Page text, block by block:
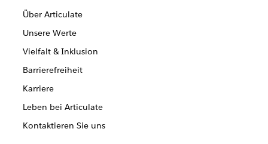
Über Articulate
Unsere Werte
Vielfalt & Inklusion
Barrierefreiheit
Karriere
Leben bei Articulate
Kontaktieren Sie uns